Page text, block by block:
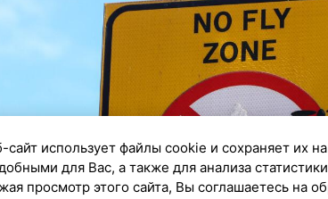
сайт использует файлы cookie и сохраняет их
для Вас, а также для анализа
просмотр этого сайта, Вы соглашаетесь на